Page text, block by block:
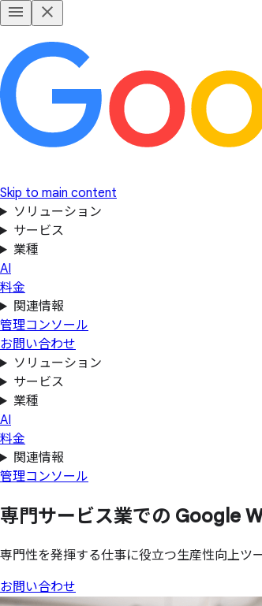
Skip to main content
ソリューション
サービス
業種
AI
料金
関連情報
管理コンソール
お問い合わせ
ソリューション
サービス
業種
AI
料金
関連情報
管理コンソール
専門サービス業での Google
専門性を発揮する仕事に役立つ生産性向上ツ
お問い合わせ